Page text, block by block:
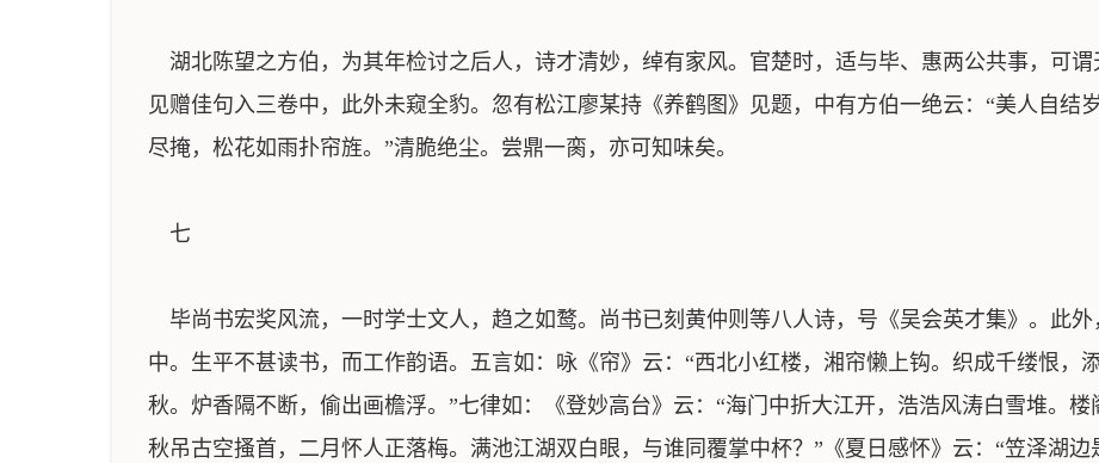
湖北陈望之方伯，为其年检讨之后人，诗才清妙，绰有家风。官楚时，适与毕、惠两公共事，可
见赠佳句入三卷中，此外未窥全豹。忽有松江廖某持《养鹤图》见题，中有方伯一绝云：“美人自结
尽掩，松花如雨扑帘旌。”清脆绝尘。尝鼎一脔，亦可知味矣。
七
毕尚书宏奖风流，一时学士文人，趋之如鹜。尚书已刻黄仲则等八人诗，号《吴会英才集》。此
中。生平不甚读书，而工作韵语。五言如：咏《帘》云：“西北小红楼，湘帘懒上钩。织成千缕恨，
秋。炉香隔不断，偷出画檐浮。”七律如：《登妙高台》云：“海门中折大江开，浩浩风涛白雪堆。
秋吊古空搔首，二月怀人正落梅。满池江湖双白眼，与谁同覆掌中杯？”《夏日感怀》云：“笠泽湖